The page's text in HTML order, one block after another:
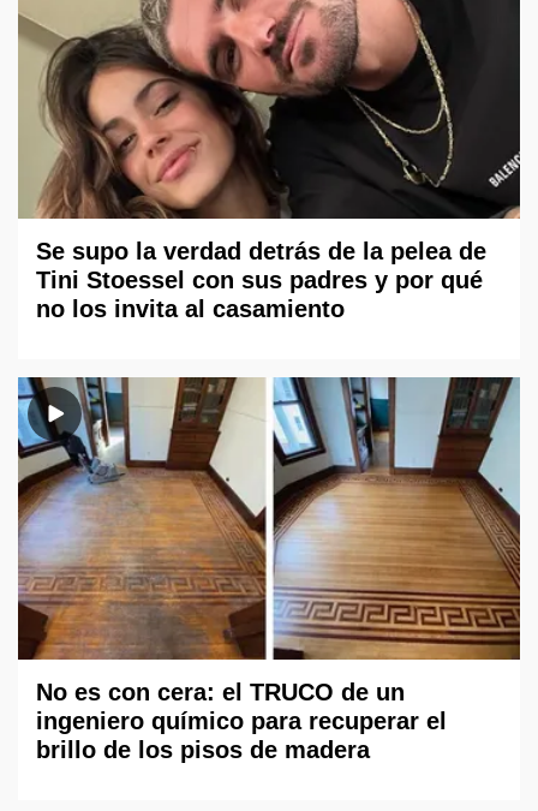
Se supo la verdad detrás de la pelea de
Tini Stoessel con sus padres y por qué
no los invita al casamiento
No es con cera: el TRUCO de un
ingeniero químico para recuperar el
brillo de los pisos de madera